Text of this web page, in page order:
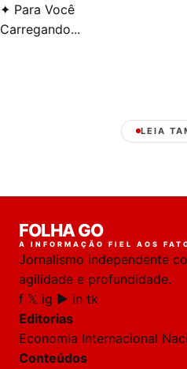
✦ Para Você
Carregando...
LEIA
online
FOLHA GO
A INFORMAÇÃO FIEL AOS
Jornalismo independente
agilidade e profundidade.
f 𝕏 ig ▶ in tk
Editorias
Economia Internacional
Conteúdos